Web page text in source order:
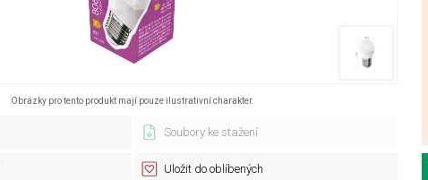
Obrázky pro tento produkt mají pouze ilustrativní charakter.
Soubory ke stažení
Uložit do oblíbených